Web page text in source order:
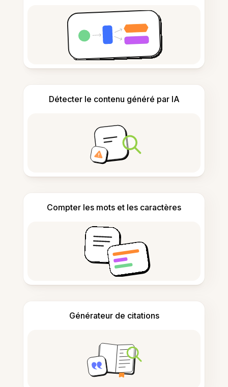
Détecter le contenu généré par IA
Compter les mots et les caractères
Générateur de citations